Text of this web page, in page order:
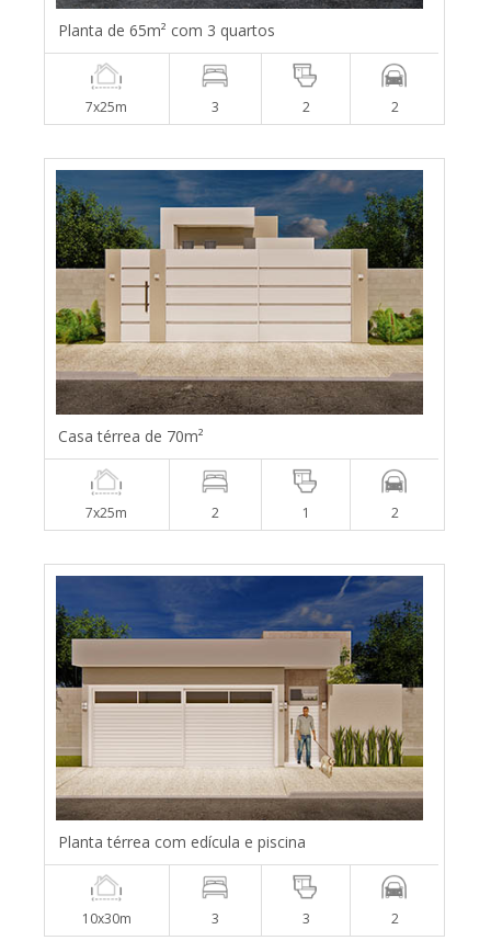
Planta de 65m² com 3 quartos
7x25m 3 2 2
Casa térrea de 70m²
7x25m 2 1 2
Planta térrea com edícula e piscina
10x30m 3 3 2